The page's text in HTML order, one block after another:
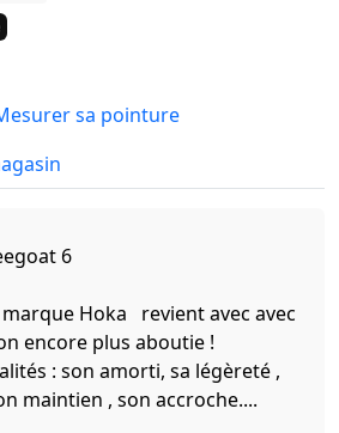
sa pointure
6
marque Hoka revient avec avec
encore plus aboutie !
: son amorti, sa légèreté ,
maintien , son accroche....